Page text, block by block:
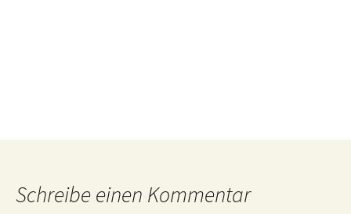
Schreibe einen Kommentar